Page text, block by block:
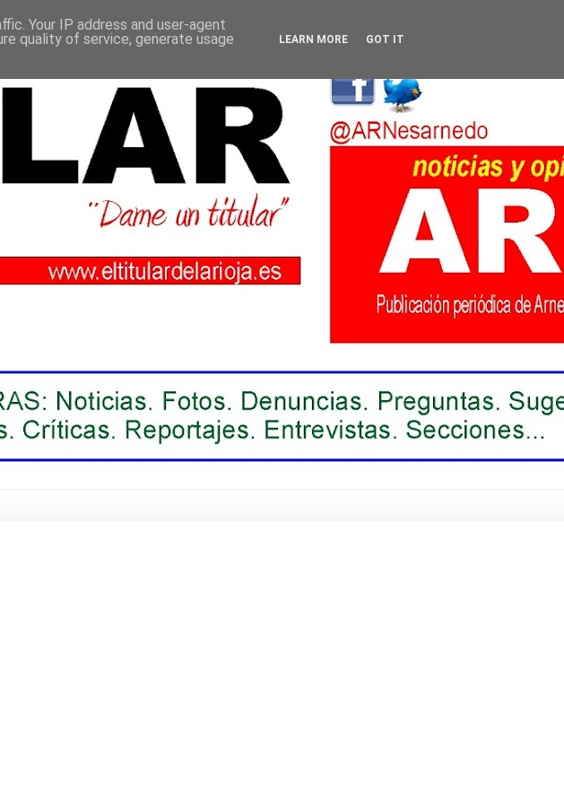
Your IP address and user-agent
quality of service, generate usage
LEARN MORE GOT IT